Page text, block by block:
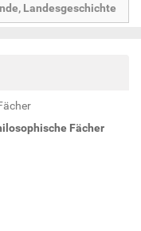
Landesgeschichte
Fächer